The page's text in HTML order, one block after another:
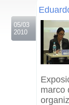
05/03
2010
marco